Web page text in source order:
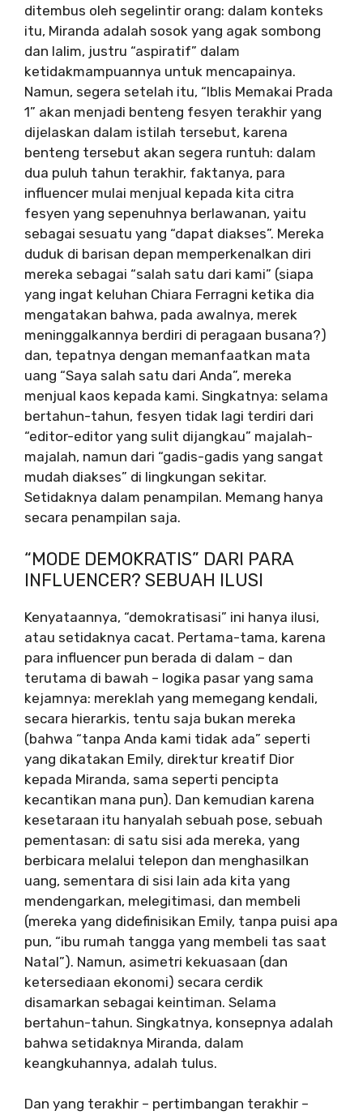
ditembus oleh segelintir orang: dalam konteks
itu, Miranda adalah sosok yang agak sombong
dan lalim, justru “aspiratif” dalam
ketidakmampuannya untuk mencapainya.
Namun, segera setelah itu, “Iblis Memakai Prada
1” akan menjadi benteng fesyen terakhir yang
dijelaskan dalam istilah tersebut, karena
benteng tersebut akan segera runtuh: dalam
dua puluh tahun terakhir, faktanya, para
influencer mulai menjual kepada kita citra
fesyen yang sepenuhnya berlawanan, yaitu
sebagai sesuatu yang “dapat diakses”. Mereka
duduk di barisan depan memperkenalkan diri
mereka sebagai “salah satu dari kami” (siapa
yang ingat keluhan Chiara Ferragni ketika dia
mengatakan bahwa, pada awalnya, merek
meninggalkannya berdiri di peragaan busana?)
dan, tepatnya dengan memanfaatkan mata
uang “Saya salah satu dari Anda”, mereka
menjual kaos kepada kami. Singkatnya: selama
bertahun-tahun, fesyen tidak lagi terdiri dari
“editor-editor yang sulit dijangkau” majalah-
majalah, namun dari “gadis-gadis yang sangat
mudah diakses” di lingkungan sekitar.
Setidaknya dalam penampilan. Memang hanya
secara penampilan saja.
“MODE DEMOKRATIS” DARI PARA
INFLUENCER? SEBUAH ILUSI
Kenyataannya, “demokratisasi” ini hanya ilusi,
atau setidaknya cacat. Pertama-tama, karena
para influencer pun berada di dalam – dan
terutama di bawah – logika pasar yang sama
kejamnya: mereklah yang memegang kendali,
secara hierarkis, tentu saja bukan mereka
(bahwa “tanpa Anda kami tidak ada” seperti
yang dikatakan Emily, direktur kreatif Dior
kepada Miranda, sama seperti pencipta
kecantikan mana pun). Dan kemudian karena
kesetaraan itu hanyalah sebuah pose, sebuah
pementasan: di satu sisi ada mereka, yang
berbicara melalui telepon dan menghasilkan
uang, sementara di sisi lain ada kita yang
mendengarkan, melegitimasi, dan membeli
(mereka yang didefinisikan Emily, tanpa puisi apa
pun, “ibu rumah tangga yang membeli tas saat
Natal”). Namun, asimetri kekuasaan (dan
ketersediaan ekonomi) secara cerdik
disamarkan sebagai keintiman. Selama
bertahun-tahun. Singkatnya, konsepnya adalah
bahwa setidaknya Miranda, dalam
keangkuhannya, adalah tulus.
Dan yang terakhir – pertimbangan terakhir –